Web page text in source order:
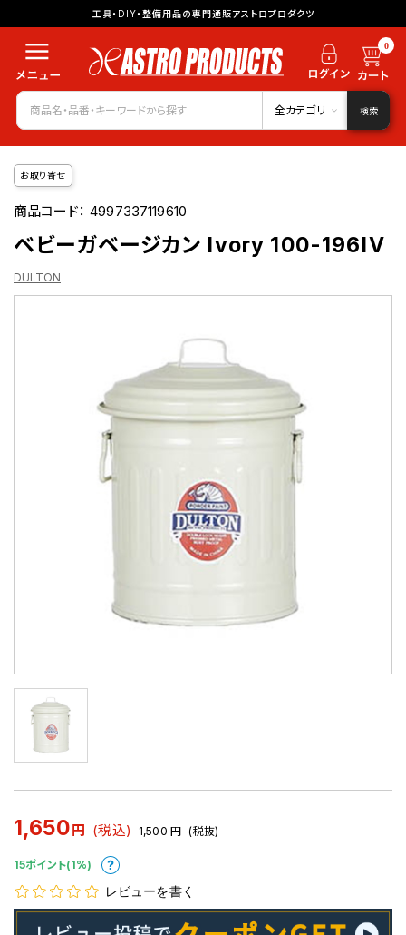
工具・DIY・整備用品の専門通販アストロプロダクツ
0
全カテゴリ 検索
お取り寄せ
商品コード：4997337119610
ベビーガベージカン Ivory 100-196IV
DULTON
1,650 円 (税込) 1,500 円 (税抜)
15ポイント(1%)
レビューを書く